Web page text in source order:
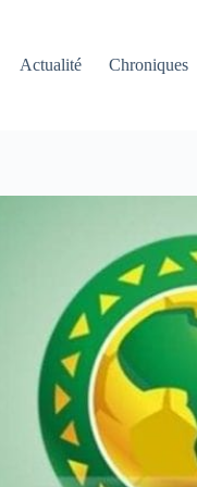
Actualité
Chroniques